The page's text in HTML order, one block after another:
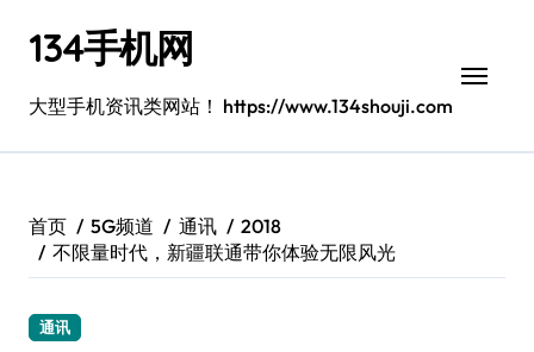
134手机网
大型手机资讯类网站！ https://www.134shouji.com
首页 5G频道 通讯
2018
不限量时代，新疆联通带你体验无限风光
通讯